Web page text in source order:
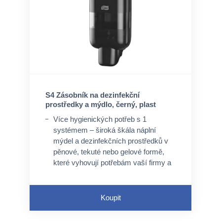
S4 Zásobník na dezinfekční
prostředky a mýdlo, černý, plast
Více hygienických potřeb s 1
systémem – široká škála náplní
mýdel a dezinfekčních prostředků v
pěnové, tekuté nebo gelové formě,
které vyhovují potřebám vaší firmy a
Nastavení odpovídající dávky –
variabilní velikost dávky pro
optimalizaci spotřeby, hygieny a
Koupit